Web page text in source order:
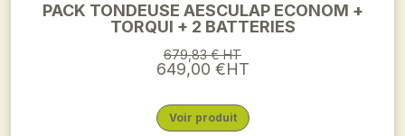
PACK TONDEUSE AESCULAP ECONOM +
TORQUI + 2 BATTERIES
679,83 € HT
649,00 €HT
Voir produit